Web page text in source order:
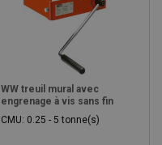
WW treuil mural avec
engrenage à vis sans fin
CMU: 0.25 - 5 tonne(s)